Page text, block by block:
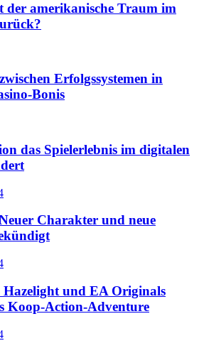
amerikanische Traum im
Erfolgssystemen in
das Spielerlebnis im digitalen
Charakter und neue
und EA Originals
Koop-Action-Adventure